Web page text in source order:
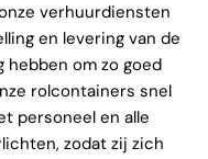
verhuurdiensten
en levering van de
om zo goed
rolcontainers snel
personeel en alle
zodat zij zich